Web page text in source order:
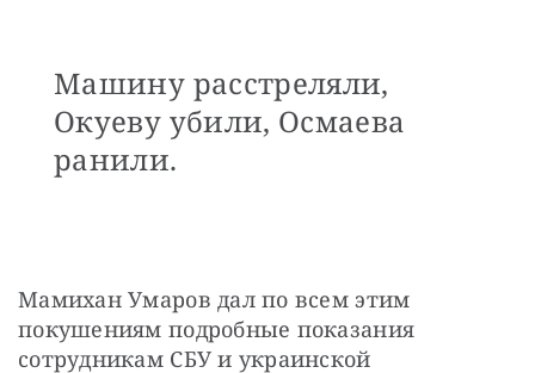
Машину расстреляли,
Окуеву убили, Осмаева
ранили.
Мамихан Умаров дал по всем этим
покушениям подробные показания
сотрудникам СБУ и украинской